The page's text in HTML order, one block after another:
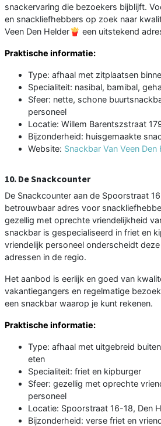
snackervaring die bezoekers bijblijft.
en snackliefhebbers op zoek naar
Veen Den Helder🍟 een uitstekend
Praktische informatie:
Type: afhaal met zitplaatsen
Specialiteit: nasibal, bamibal,
Sfeer: nette, schone
personeel
Locatie: Willem Barentszstraat
Bijzonderheid: huisgemaakte
Website: Snackbar Van Veen Den
10. De Snackcounter
De Snackcounter aan de Spoorstraat
betrouwbaar adres voor
gezellig met oprechte vriendelijkheid
snackbar is gespecialiseerd in friet en
vriendelijk personeel onderscheidt
adressen in de regio.
Het aanbod is eerlijk en goed van
vakantiegangers en regelmatige
een snackbar waarop je kunt rekenen.
Praktische informatie:
Type: afhaal met uitgebreid
eten
Specialiteit: friet en kipburger
Sfeer: gezellig met oprechte
personeel
Locatie: Spoorstraat 16-18, Den
Bijzonderheid: verse friet en